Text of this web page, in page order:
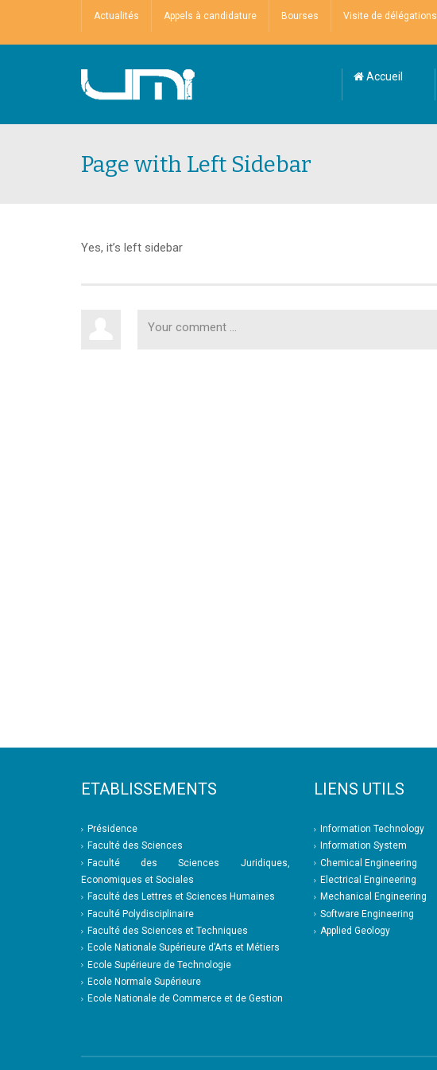
Actualités Appels à candidature Bourses Visite de délégations
Accueil
Page with Left Sidebar
Yes, it’s left sidebar
ETABLISSEMENTS
Présidence
Faculté des Sciences
Faculté des Sciences Juridiques,
Economiques et Sociales
Faculté des Lettres et Sciences Humaines
Faculté Polydisciplinaire
Faculté des Sciences et Techniques
Ecole Nationale Supérieure d’Arts et Métiers
Ecole Supérieure de Technologie
Ecole Normale Supérieure
Ecole Nationale de Commerce et de Gestion
LIENS UTILS
Information Technology
Information System
Chemical Engineering
Electrical Engineering
Mechanical Engineering
Software Engineering
Applied Geology